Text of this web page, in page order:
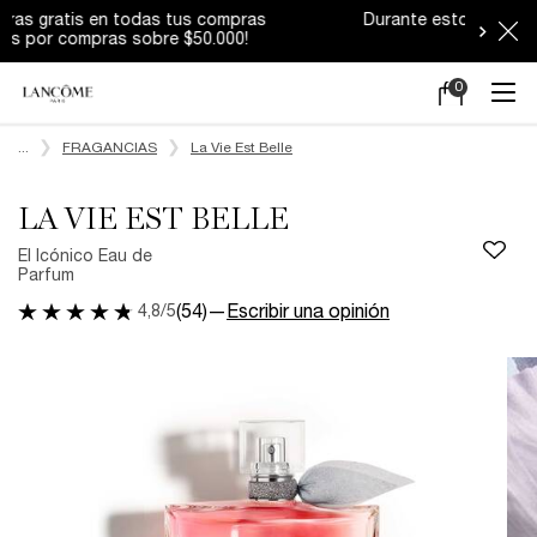
Durante estos días los despachos podrían
tener demoras.
Mi
0
0 producto
FRAGANCIAS La Vie Est Belle
LA VIE EST BELLE
El Icónico Eau de
Parfum
4,8/5(54)— Escribir una opinión